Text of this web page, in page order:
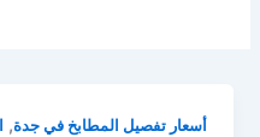
أسعار تفصيل المطابخ في جدة,